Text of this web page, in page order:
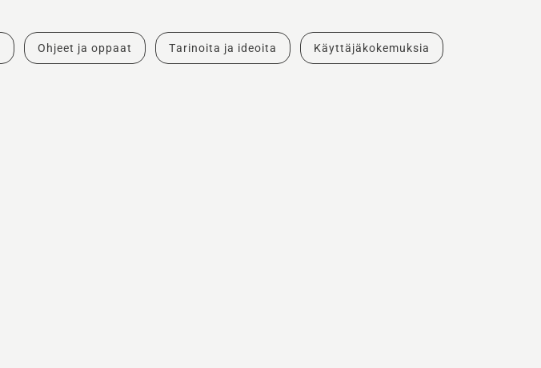
Ohjeet ja oppaat Tarinoita ja ideoita Käyttäjäkokemuksia